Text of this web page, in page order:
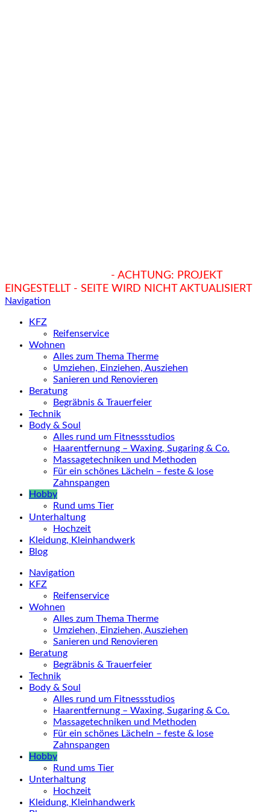
- ACHTUNG: PROJEKT
EINGESTELLT - SEITE WIRD NICHT AKTUALISIERT
Navigation
KFZ
Reifenservice
Wohnen
Alles zum Thema Therme
Umziehen, Einziehen, Ausziehen
Sanieren und Renovieren
Beratung
Begräbnis & Trauerfeier
Technik
Body & Soul
Alles rund um Fitnessstudios
Haarentfernung – Waxing, Sugaring & Co.
Massagetechniken und Methoden
Für ein schönes Lächeln – feste & lose
Zahnspangen
Hobby
Rund ums Tier
Unterhaltung
Hochzeit
Kleidung, Kleinhandwerk
Blog
Navigation
KFZ
Reifenservice
Wohnen
Alles zum Thema Therme
Umziehen, Einziehen, Ausziehen
Sanieren und Renovieren
Beratung
Begräbnis & Trauerfeier
Technik
Body & Soul
Alles rund um Fitnessstudios
Haarentfernung – Waxing, Sugaring & Co.
Massagetechniken und Methoden
Für ein schönes Lächeln – feste & lose
Zahnspangen
Hobby
Rund ums Tier
Unterhaltung
Hochzeit
Kleidung, Kleinhandwerk